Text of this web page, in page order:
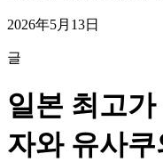
2026年5月13日
글
일본 최고
자와 유사